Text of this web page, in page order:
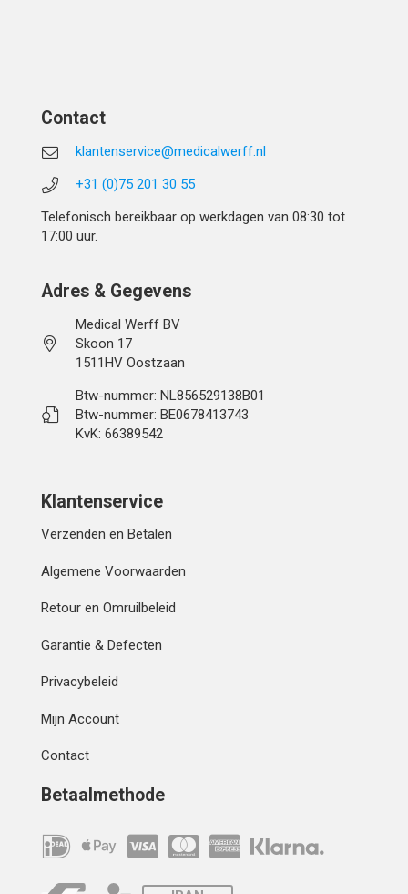
Contact
klantenservice@medicalwerff.nl
+31 (0)75 201 30 55
Telefonisch bereikbaar op werkdagen van 08:30 tot
17:00 uur.
Adres & Gegevens
Medical Werff BV
Skoon 17
1511HV Oostzaan
Btw-nummer: NL856529138B01
Btw-nummer: BE0678413743
KvK: 66389542
Klantenservice
Verzenden en Betalen
Algemene Voorwaarden
Retour en Omruilbeleid
Garantie & Defecten
Privacybeleid
Mijn Account
Contact
Betaalmethode